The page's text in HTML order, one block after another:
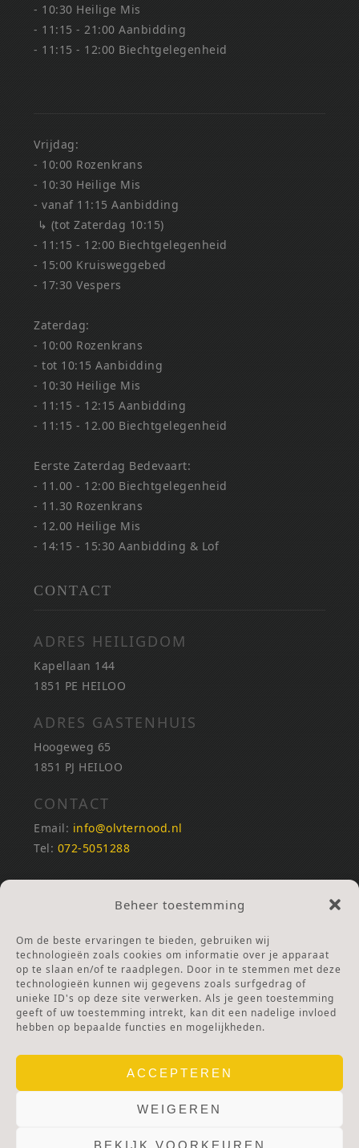
Beheer toestemming
Om de beste ervaringen te bieden, gebruiken wij
technologieën zoals cookies om informatie over je apparaat
op te slaan en/of te raadplegen. Door in te stemmen met deze
technologieën kunnen wij gegevens zoals surfgedrag of
unieke ID's op deze site verwerken. Als je geen toestemming
geeft of uw toestemming intrekt, kan dit een nadelige invloed
hebben op bepaalde functies en mogelijkheden.
ACCEPTEREN
WEIGEREN
BEKIJK VOORKEUREN
- 10:30 Heilige Mis
- 11:15 - 21:00 Aanbidding
- 11:15 - 12:00 Biechtgelegenheid
Vrijdag:
- 10:00 Rozenkrans
- 10:30 Heilige Mis
- vanaf 11:15 Aanbidding
↳ (tot Zaterdag 10:15)
- 11:15 - 12:00 Biechtgelegenheid
- 15:00 Kruisweggebed
- 17:30 Vespers
Zaterdag:
- 10:00 Rozenkrans
- tot 10:15 Aanbidding
- 10:30 Heilige Mis
- 11:15 - 12:15 Aanbidding
- 11:15 - 12.00 Biechtgelegenheid
Eerste Zaterdag Bedevaart:
- 11.00 - 12:00 Biechtgelegenheid
- 11.30 Rozenkrans
- 12.00 Heilige Mis
- 14:15 - 15:30 Aanbidding & Lof
CONTACT
ADRES HEILIGDOM
Kapellaan 144
1851 PE HEILOO
ADRES GASTENHUIS
Hoogeweg 65
1851 PJ HEILOO
CONTACT
Email: info@olvternood.nl
Tel: 072-5051288
REKENINGNUMMERS
NL25INGB0000672168
Ga naar Doneren
ANBI Stichting
RSIN nummer:002832987